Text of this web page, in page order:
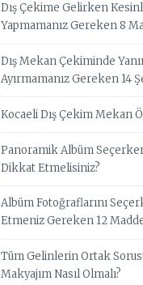
Dış Çekime Gelirken
Yapmamanız Gereken 8
Dış Mekan Çekiminde
Ayırmamanız Gereken 14
Kocaeli Dış Çekim Mekan
Panoramik Albüm
Dikkat Etmelisiniz?
Albüm Fotoğraflarını
Etmeniz Gereken 12
Tüm Gelinlerin Ortak
Makyajım Nasıl Olmalı?